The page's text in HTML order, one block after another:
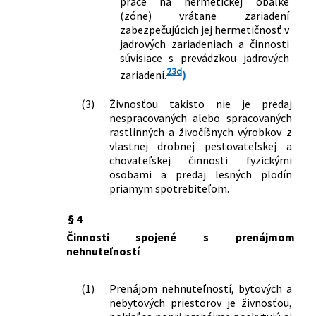
doplnení niektorých zákonov
Zákon, ktorým sa mení a dopĺňa zákon
č. 455/1991 Zb. o živnostenskom
podnikaní (živnostenský zákon) v znení
neskorších predpisov a o zmene a
488/2001 Z. z.
Zákon, ktorým sa mení a dopĺňa zákon
č. 140/1998 Z. z. o liekoch a
zdravotníckych pomôckach, o zmene
zákona č. 455/1991 Zb. o
živnostenskom podnikaní
(živnostenský zákon) v znení
neskorších predpisov a o zmene a
Slovenskej republiky č. 220/1996 Z. z. o
reklame v znení neskorších predpisov
Zb. o autorizovaných architektoch a
autorizovaných stavebných inžinieroch
(zóne) vrátane zariadení
zabezpečujúcich jej hermetičnosť v
jadrových zariadeniach a činnosti
súvisiace s prevádzkou jadrových
zariadení.23d)
(3)
Živnosťou takisto nie je predaj
nespracovaných alebo spracovaných
rastlinných a živočíšnych výrobkov z
vlastnej drobnej pestovateľskej a
chovateľskej činnosti fyzickými
osobami a predaj lesných plodín
priamym spotrebiteľom.
§ 4
Činnosti spojené s prenájmom
nehnuteľností
(1)
Prenájom nehnuteľností, bytových a
nebytových priestorov je živnosťou,